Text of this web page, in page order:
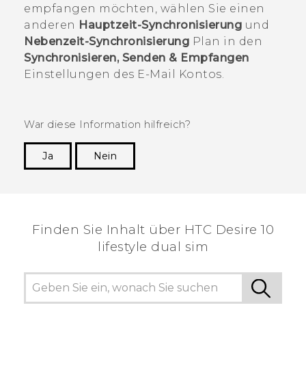
empfangen möchten, wählen Sie einen
anderen Hauptzeit-Synchronisierung und
Nebenzeit-Synchronisierung Plan in den
Synchronisieren, Senden & Empfangen
Einstellungen des E-Mail Kontos.
War diese Information hilfreich?
Ja
Nein
Finden Sie Inhalt über‎ HTC Desire 10
lifestyle dual sim